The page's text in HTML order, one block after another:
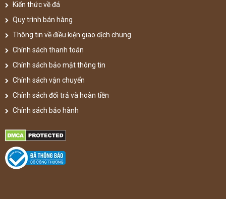
Kiến thức về đá
Quy trình bán hàng
Thông tin về điều kiện giao dịch chung
Chính sách thanh toán
Chính sách bảo mật thông tin
Chính sách vận chuyển
Chính sách đổi trả và hoàn tiền
Chính sách bảo hành